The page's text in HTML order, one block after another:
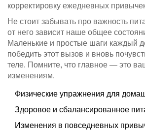
корректировку ежедневных
Не стоит забывать про важность
от него зависит наше общее
Маленькие и простые шаги каждый
победить этот вызов и вновь
теле. Помните, что главное — это
изменениям.
Физические упражнения для
Здоровое и сбалансированное
Изменения в повседневных